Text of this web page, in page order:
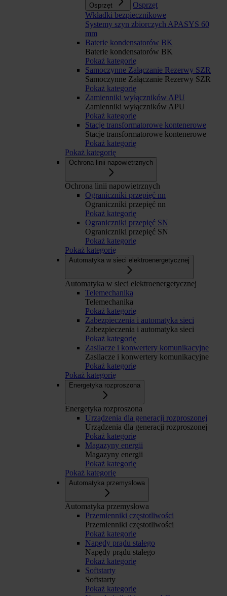
Osprzęt
Osprzęt
Wkładki bezpiecznikowe
Systemy szyn zbiorczych APASYS 60
mm
Baterie kondensatorów BK
Baterie kondensatorów BK
Pokaż kategorię
Samoczynne Załączanie Rezerwy SZR
Samoczynne Załączanie Rezerwy SZR
Pokaż kategorię
Zamienniki wyłączników APU
Zamienniki wyłączników APU
Pokaż kategorię
Stacje transformatorowe kontenerowe
Stacje transformatorowe kontenerowe
Pokaż kategorię
Pokaż kategorię
Ochrona linii napowietrznych
Ochrona linii napowietrznych
Ograniczniki przepięć nn
Ograniczniki przepięć nn
Pokaż kategorię
Ograniczniki przepięć SN
Ograniczniki przepięć SN
Pokaż kategorię
Pokaż kategorię
Automatyka w sieci elektroenergetycznej
Automatyka w sieci elektroenergetycznej
Telemechanika
Telemechanika
Pokaż kategorię
Zabezpieczenia i automatyka sieci
Zabezpieczenia i automatyka sieci
Pokaż kategorię
Zasilacze i konwertery komunikacyjne
Zasilacze i konwertery komunikacyjne
Pokaż kategorię
Pokaż kategorię
Energetyka rozproszona
Energetyka rozproszona
Urządzenia dla generacji rozproszonej
Urządzenia dla generacji rozproszonej
Pokaż kategorię
Magazyny energii
Magazyny energii
Pokaż kategorię
Pokaż kategorię
Automatyka przemysłowa
Automatyka przemysłowa
Przemienniki częstotliwości
Przemienniki częstotliwości
Pokaż kategorię
Napędy prądu stałego
Napędy prądu stałego
Pokaż kategorię
Softstarty
Softstarty
Pokaż kategorię